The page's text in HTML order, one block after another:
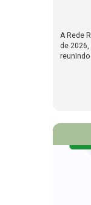
A Rede
de
reunindo